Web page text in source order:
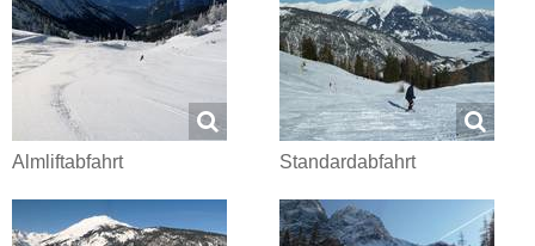
Almliftabfahrt Standardabfahrt